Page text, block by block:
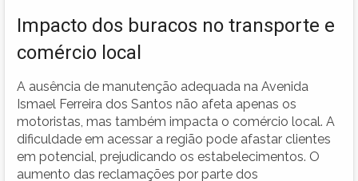
Impacto dos buracos no transporte e
comércio local
A ausência de manutenção adequada na Avenida
Ismael Ferreira dos Santos não afeta apenas os
motoristas, mas também impacta o comércio local. A
dificuldade em acessar a região pode afastar clientes
em potencial, prejudicando os estabelecimentos. O
aumento das reclamações por parte dos